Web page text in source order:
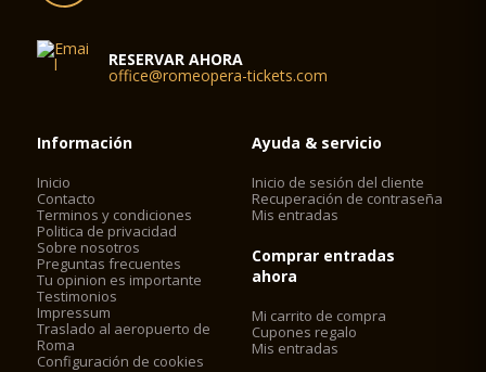
RESERVAR AHORA
office@romeopera-tickets.com
Información
Inicio
Contacto
Terminos y condiciones
Politica de privacidad
Sobre nosotros
Preguntas frecuentes
Tu opinion es importante
Testimonios
Impressum
Traslado al aeropuerto de
Roma
Configuración de cookies
Ayuda & servicio
Inicio de sesión del cliente
Recuperación de contraseña
Mis entradas
Comprar entradas
ahora
Mi carrito de compra
Cupones regalo
Mis entradas